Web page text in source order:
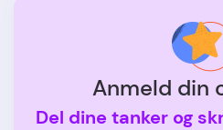
Anmeld din
Del dine tanker og